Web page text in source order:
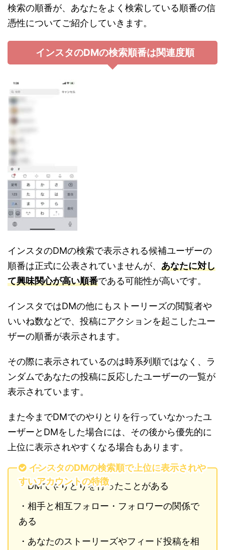
検索の順番が、あなたをよく検索している順番の信
憑性についてご紹介していきます。
インスタのDMの検索順番は関連度順
インスタのDMの検索で表示される候補ユーザーの
順番は正式に公表されていませんが、 あなたに対し
て興味関心が高い順番である可能性が高いです。
インスタではDMの他にもストーリーズの閲覧者や
いいね数などで、投稿にアクションを起こしたユー
ザーの順番が表示されます。
その際に表示されているのは時系列順ではなく、ラ
ンダムであなたの投稿に反応したユーザーの一覧が
表示されています。
また今までDMでのやりとりを行っていなかったユ
ーザーとDMをした場合には、その後から優先的に
上位に表示されやすくなる場合もあります。
インスタのDMの検索順で上位に表示されや
すいアカウントの特徴
・DMでやりとりを行ったことがある
・相手と相互フォロー・フォロワーの関係で
ある
・あなたのストーリーズやフィード投稿を相